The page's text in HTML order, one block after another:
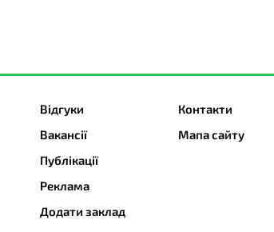
Відгуки
Вакансії
Публікації
Реклама
Додати заклад
Контакти
Мапа сайту